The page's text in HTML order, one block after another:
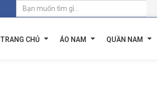
TRANG CHỦ ÁO NAM QUẦN NAM